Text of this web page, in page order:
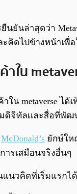
นยันล่าสุดว่า
คิดไปข้างหน้าเพื่
าใน
ใน metaverse
ดิจิทัลและสื่อที่พัฒ
McDonald’s ยักษ์ให
รเสมือนจริงอื่นๆ
นแนวคิดที่เริ่มแร